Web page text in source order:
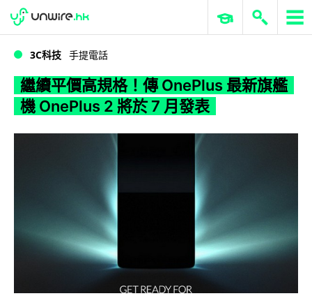
WWDC 2026 ERP 與商業 AI
3C科技 手提電話
繼續平價高規格！傳 OnePlus 最新旗艦
機 OnePlus 2 將於 7 月發表